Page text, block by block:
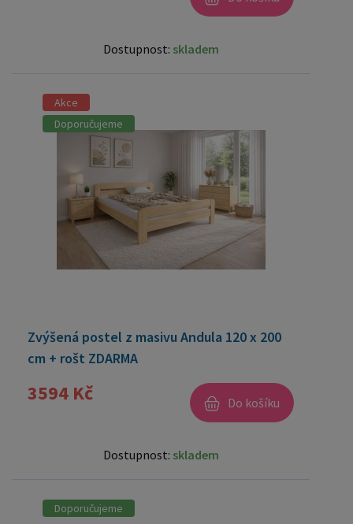
Dostupnost: skladem
Akce
Doporučujeme
Zvýšená postel z masivu Andula 120 x 200
cm + rošt ZDARMA
3594 Kč Do košíku
Dostupnost: skladem
Doporučujeme